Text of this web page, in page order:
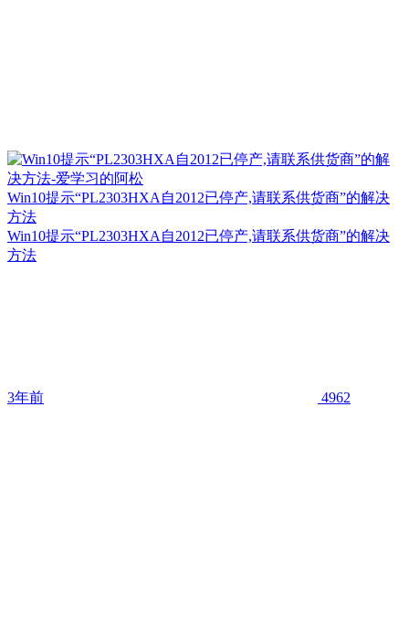
Win10提示“PL2303HXA自2012已停产,请联系供货商”的解决
方法
Win10提示“PL2303HXA自2012已停产,请联系供货商”的解决
方法
3年前 4962